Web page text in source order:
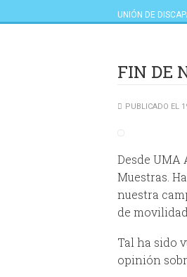
UNIÓN DE
FIN DE
PUBLICADO EL
Desde UMA
Muestras.
nuestra
de
Tal ha sido
opinión